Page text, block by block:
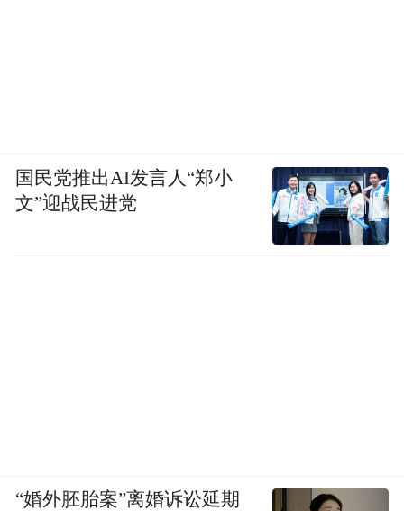
国民党推出AI发言人“郑小
文”迎战民进党
“婚外胚胎案”离婚诉讼延期